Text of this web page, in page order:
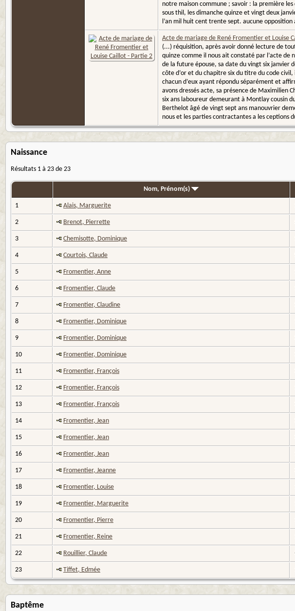
notre maison commune ; savoir : la première
sous thil, les dimanche quinze et vingt deux
l’an mil huit cent trente sept. aucune
Acte de mariage de René Fromentier et Louise
(...) réquisition, après avoir donné lecture de
quinze comme il nous ait constaté par l’acte de
de la future épouse, sa date du vingt six janvier
côte d’or et du chapitre six du titre du code
chacun d’eux ayant répondu séparément et
avons dressés acte, sa présence de Maximilien
six ans laboureur demeurant à Montlay cousin
Berthelot âgé de vingt sept ans manouvrier
nous et les parties contractantes a les ceptions
Naissance
Résultats 1 à 23 de 23
Nom, Prénom(s)
1 Alais, Marguerite
2 Brenot, Pierrette
3 Chemisotte, Dominique
4 Courtois, Claude
5 Fromentier, Anne
6 Fromentier, Claude
7 Fromentier, Claudine
8 Fromentier, Dominique
9 Fromentier, Dominique
10 Fromentier, Dominique
11 Fromentier, François
12 Fromentier, François
13 Fromentier, François
14 Fromentier, Jean
15 Fromentier, Jean
16 Fromentier, Jean
17 Fromentier, Jeanne
18 Fromentier, Louise
19 Fromentier, Marguerite
20 Fromentier, Pierre
21 Fromentier, Reine
22 Rouillier, Claude
23 Tiffet, Edmée
Baptême